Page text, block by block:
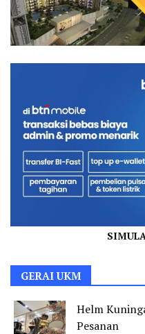
GERAI UKM
Helm
Pesanan